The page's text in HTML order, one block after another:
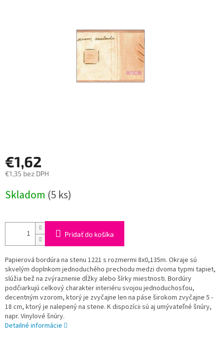
€1,62
€1,35 bez DPH
cena:
Skladom (5 ks)
Pridať do košíka
Papierová bordúra na stenu 1221 s rozmermi 8x0,135m. Okraje sú
skvelým doplnkom jednoduchého prechodu medzi dvoma typmi tapiet,
slúžia tiež na zvýraznenie dĺžky alebo šírky miestnosti. Bordúry
podčiarkujú celkový charakter interiéru svojou jednoduchosťou,
decentným vzorom, ktorý je zvyčajne len na páse širokom zvyčajne 5 -
18 cm, ktorý je nalepený na stene. K dispozícii sú aj umývateľné šnúry,
napr. Vinylové šnúry.
Detailné informácie